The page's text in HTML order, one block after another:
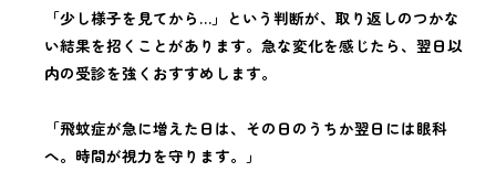
「少し様子を見てから…」という判断が、取り返しのつかな
い結果を招くことがあります。急な変化を感じたら、翌日以
内の受診を強くおすすめします。
「飛蚊症が急に増えた日は、その日のうちか翌日には眼科
へ。時間が視力を守ります。」